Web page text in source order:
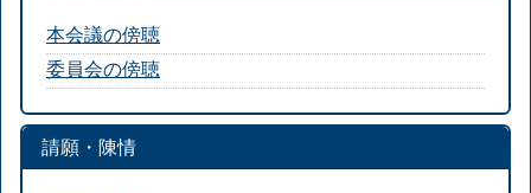
本会議の傍聴
委員会の傍聴
請願・陳情